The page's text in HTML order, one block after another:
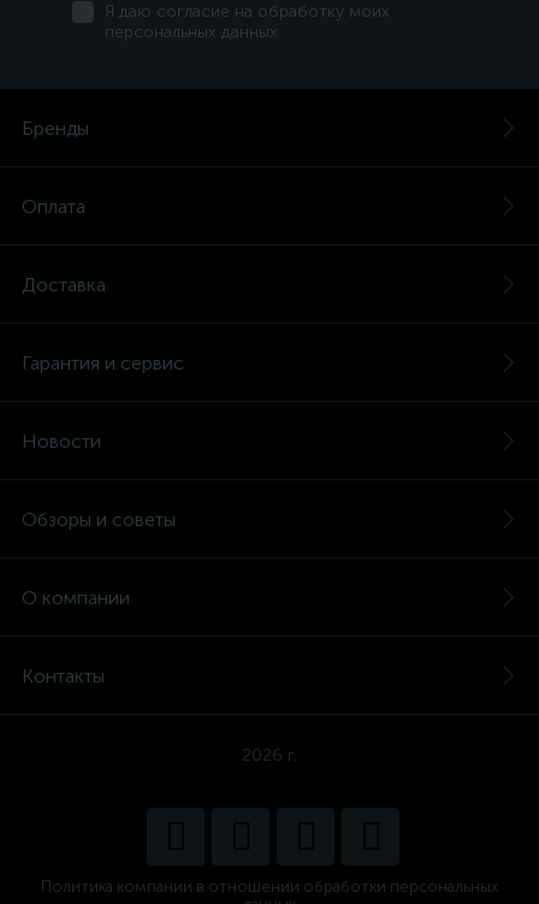
Я даю согласие на обработку моих
персональных данных
Бренды
Оплата
Доставка
Гарантия и сервис
Новости
Обзоры и советы
О компании
Контакты
2026 г.
Политика компании в отношении обработки персональных